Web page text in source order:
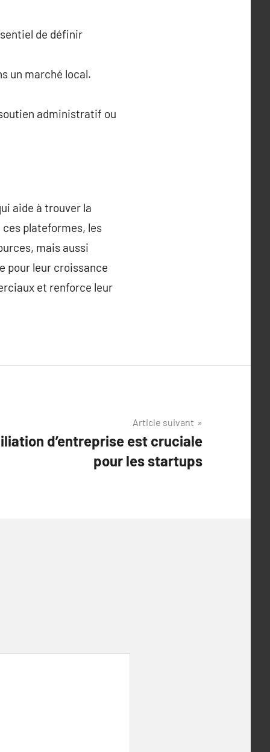
de définir
un marché local.
administratif ou
aide à trouver la
plateformes, les
mais aussi
pour leur croissance
et renforce leur
Article suivant
d’entreprise est cruciale
pour les startups